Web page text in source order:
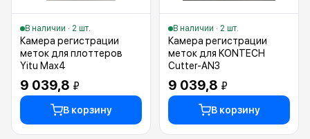
В наличии · 2 шт.
Камера регистрации
меток для плоттеров
Yitu Max4
9 039,8 ₽
В корзину
В наличии · 2 шт.
Камера регистрации
меток для KONTECH
Cutter-AN3
9 039,8 ₽
В корзину